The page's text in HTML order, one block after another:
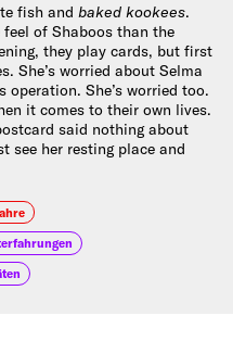
fish and baked kookees.
of Shaboos than the
they play cards, but first
She’s worried about Selma
operation. She’s worried too.
it comes to their own lives.
said nothing about
see her resting place and